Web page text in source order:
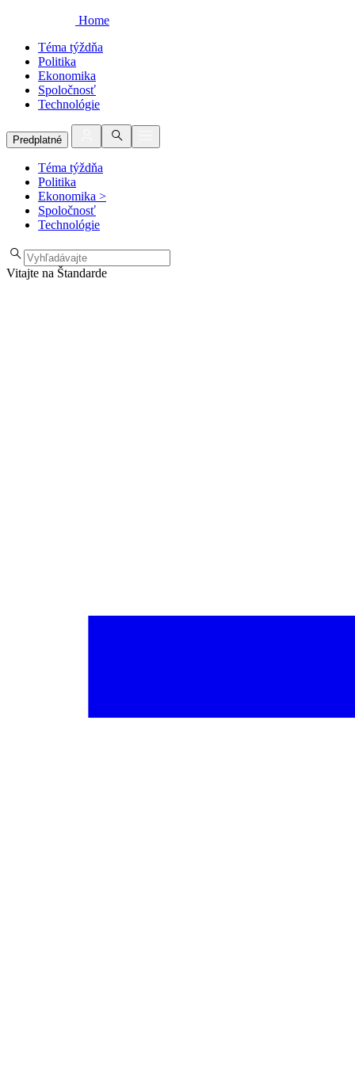
Home
Téma týždňa
Politika
Ekonomika
Spoločnosť
Technológie
Predplatné
Téma týždňa
Politika
Ekonomika >
Spoločnosť
Technológie
Vitajte na Štandarde